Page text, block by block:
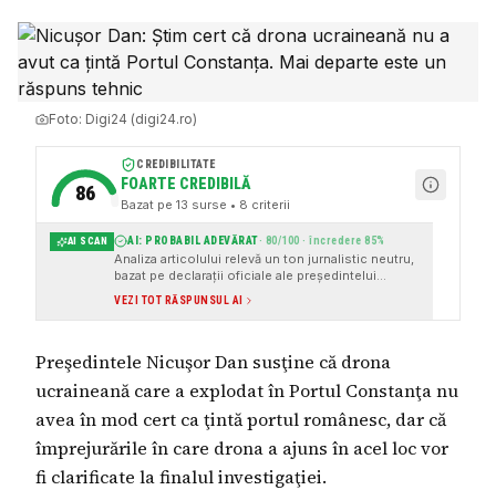
Foto: Digi24 (digi24.ro)
86
CREDIBILITATE
FOARTE CREDIBILĂ
Bazat pe 13 surse • 8 criterii
AI SCAN AI: PROBABIL ADEVĂRAT· 80/100 · încredere85%
Analiza articolului relevă un ton jurnalistic neutru,
bazat pe declarații oficiale ale președintelui
României, Nicușor Dan, și pe relatări ale unor
surse media recunoscute. Deși subiectul este
sensibil și implică aspecte de securitate
publice și sunt susținute de multiple surse media
independente. Nu există semnale clare de
manipulare sau senzaționalism, însă lipsa
surse instituționale di
VEZI TOT RĂSPUNSUL AI
Preşedintele Nicuşor Dan susţine că drona
ucraineană care a explodat în Portul Constanţa nu
avea în mod cert ca ţintă portul românesc, dar că
împrejurările în care drona a ajuns în acel loc vor
fi clarificate la finalul investigaţiei.